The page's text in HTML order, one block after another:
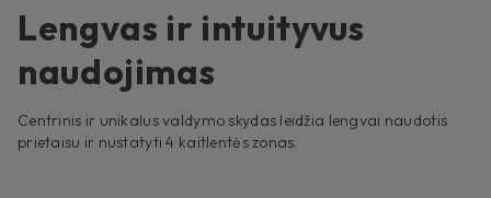
Lengvas ir intuityvus
naudojimas
Centrinis ir unikalus valdymo skydas leidžia lengvai naudotis
prietaisu ir nustatyti 4 kaitlentės zonas.